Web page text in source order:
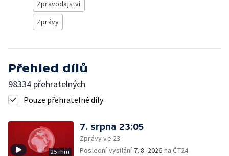
Zpravodajství
Zprávy
Přehled dílů
98334 přehratelných
Pouze přehratelné díly
25 min
7. srpna 23:05
Zprávy ve 23
Poslední vysílání 7. 8. 2026 na ČT24